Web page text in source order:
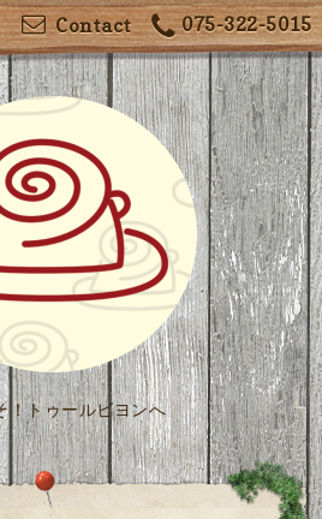
075-322-5015
Contact
！トゥールビヨンへ